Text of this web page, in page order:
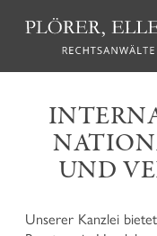
ZIVILRECHT
Immobilienrecht
Erbschaftsrecht
UND
Unserer Kanzlei